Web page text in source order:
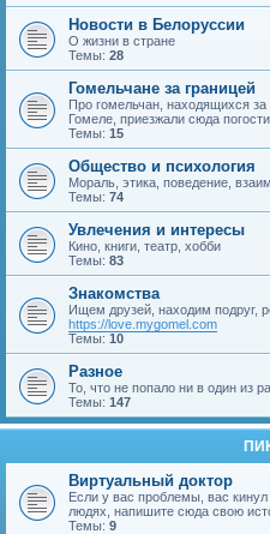
Новости в Белоруссии
О жизни в стране
Темы: 28
Гомельчане за границей
Про гомельчан, находящихся
Гомеле, приезжали сюда
Темы: 15
Общество и психология
Мораль, этика, поведение,
Темы: 74
Увлечения и интересы
Кино, книги, театр, хобби
Темы: 83
Знакомства
Ищем друзей, находим подруг,
https://love.mygomel.com
Темы: 10
Разное
То, что не попало ни в один из
Темы: 147
Виртуальный доктор
Если у вас проблемы, вас
людях, напишите сюда свою
Темы: 9